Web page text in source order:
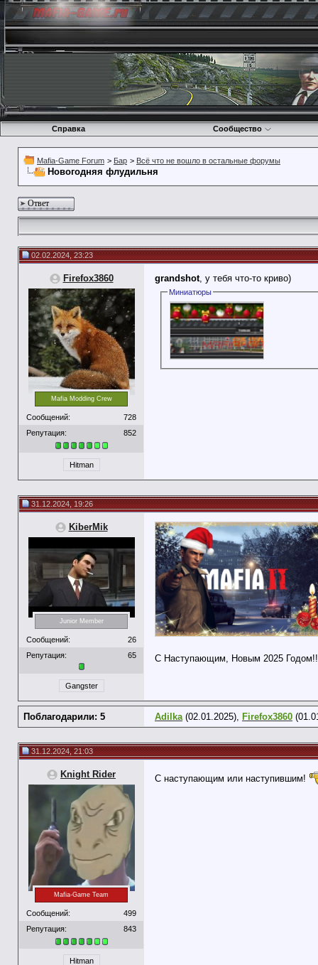
Справка Сообщество
Mafia-Game Forum > Бар > Всё что не вошло в остальные форумы
Новогодняя флудильня
Ответ
02.02.2024, 23:23
Firefox3860
Mafia Modding Crew
Сообщений:
728
Репутация:
852
Hitman
grandshot, у тебя что-то криво)
Миниатюры
31.12.2024, 19:26
KiberMik
Junior Member
Сообщений:
26
Репутация:
65
Gangster
С Наступающим, Новым 2025
Поблагодарили: 5 Adilka(02.01.2025), Firefox3860
31.12.2024, 21:03
Knight Rider
Mafia-Game Team
Сообщений:
499
Репутация:
843
Hitman
С наступающим или наступившим!